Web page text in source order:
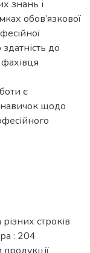
знань і
обов’язкової
до
фахівця
є
щодо
строків
: 204